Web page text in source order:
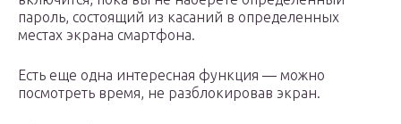
пароль, состоящий из касаний в определенных
местах экрана смартфона.
Есть еще одна интересная функция — можно
посмотреть время, не разблокировав экран.